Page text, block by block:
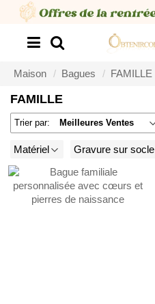
Maison Bagues FAMILLE
FAMILLE
Trier par: Meilleures Ventes
Matériel Gravure sur socle